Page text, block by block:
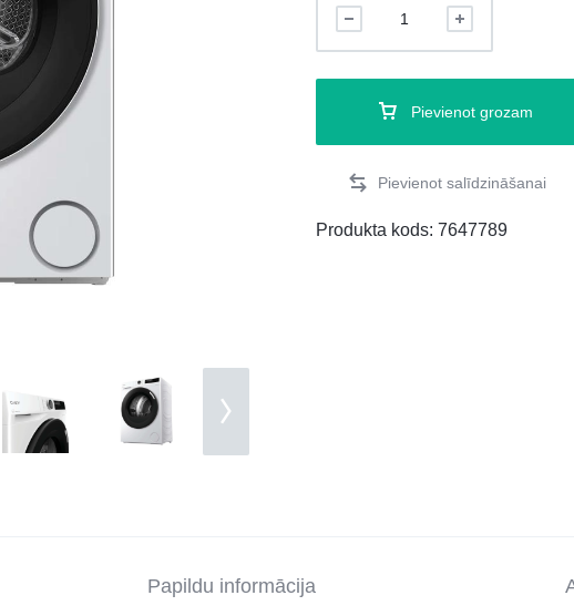
Pievienot grozam
Produkta kods:7647789
Papildu informācija